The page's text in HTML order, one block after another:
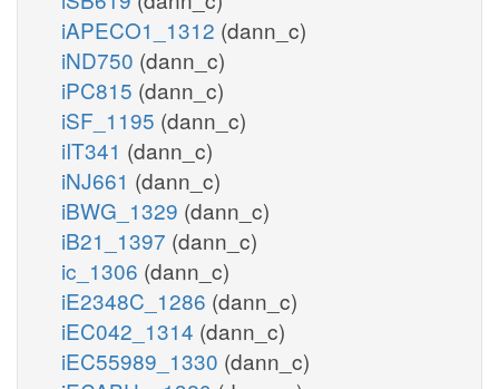
iAPECO1_1312 (dann_c)
iND750 (dann_c)
iPC815 (dann_c)
iSF_1195 (dann_c)
iIT341 (dann_c)
iNJ661 (dann_c)
iBWG_1329 (dann_c)
iB21_1397 (dann_c)
ic_1306 (dann_c)
iE2348C_1286 (dann_c)
iEC042_1314 (dann_c)
iEC55989_1330 (dann_c)